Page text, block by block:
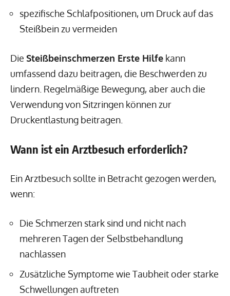
spezifische Schlafpositionen, um Druck auf das
Steißbein zu vermeiden
Die Steißbeinschmerzen Erste Hilfe kann
umfassend dazu beitragen, die Beschwerden zu
lindern. Regelmäßige Bewegung, aber auch die
Verwendung von Sitzringen können zur
Druckentlastung beitragen.
Wann ist ein Arztbesuch erforderlich?
Ein Arztbesuch sollte in Betracht gezogen werden,
wenn:
Die Schmerzen stark sind und nicht nach
mehreren Tagen der Selbstbehandlung
nachlassen
Zusätzliche Symptome wie Taubheit oder starke
Schwellungen auftreten